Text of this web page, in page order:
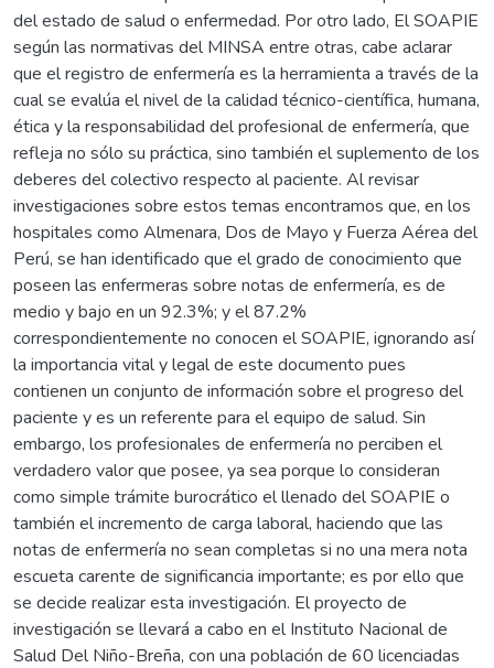
del estado de salud o enfermedad. Por otro lado, El SOAPIE
según las normativas del MINSA entre otras, cabe aclarar
que el registro de enfermería es la herramienta a través de la
cual se evalúa el nivel de la calidad técnico-científica, humana,
ética y la responsabilidad del profesional de enfermería, que
refleja no sólo su práctica, sino también el suplemento de los
deberes del colectivo respecto al paciente. Al revisar
investigaciones sobre estos temas encontramos que, en los
hospitales como Almenara, Dos de Mayo y Fuerza Aérea del
Perú, se han identificado que el grado de conocimiento que
poseen las enfermeras sobre notas de enfermería, es de
medio y bajo en un 92.3%; y el 87.2%
correspondientemente no conocen el SOAPIE, ignorando así
la importancia vital y legal de este documento pues
contienen un conjunto de información sobre el progreso del
paciente y es un referente para el equipo de salud. Sin
embargo, los profesionales de enfermería no perciben el
verdadero valor que posee, ya sea porque lo consideran
como simple trámite burocrático el llenado del SOAPIE o
también el incremento de carga laboral, haciendo que las
notas de enfermería no sean completas si no una mera nota
escueta carente de significancia importante; es por ello que
se decide realizar esta investigación. El proyecto de
investigación se llevará a cabo en el Instituto Nacional de
Salud Del Niño-Breña, con una población de 60 licenciadas